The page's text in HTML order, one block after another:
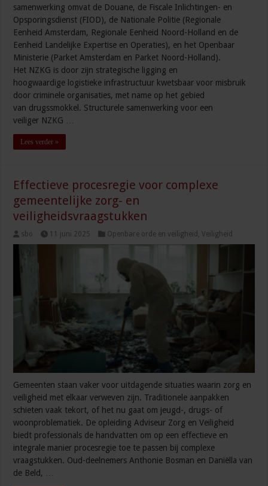
samenwerking omvat de Douane, de Fiscale Inlichtingen- en
Opsporingsdienst (FIOD), de Nationale Politie (Regionale
Eenheid Amsterdam, Regionale Eenheid Noord-Holland en de
Eenheid Landelijke Expertise en Operaties), en het Openbaar
Ministerie (Parket Amsterdam en Parket Noord-Holland).
Het NZKG is door zijn strategische ligging en
hoogwaardige logistieke infrastructuur kwetsbaar voor misbruik
door criminele organisaties, met name op het gebied
van drugssmokkel. Structurele samenwerking voor een
veiliger NZKG …
Lees verder »
Effectieve procesregie voor complexe
gemeentelijke zorg- en
veiligheidsvraagstukken
sbo 11 juni 2025 Openbare orde en veiligheid ,Veiligheid
Gemeenten staan vaker voor uitdagende situaties waarin zorg en
veiligheid met elkaar verweven zijn. Traditionele aanpakken
schieten vaak tekort, of het nu gaat om jeugd-, drugs- of
woonproblematiek. De opleiding Adviseur Zorg en Veiligheid
biedt professionals de handvatten om op een effectieve en
integrale manier procesregie toe te passen bij complexe
vraagstukken. Oud-deelnemers Anthonie Bosman en Daniëlla van
de Beld, …